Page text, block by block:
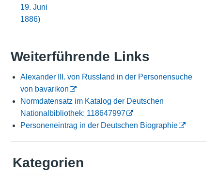
19. Juni
1886)
Weiterführende Links
Alexander III. von Russland in der Personensuche
von bavarikon
Normdatensatz im Katalog der Deutschen
Nationalbibliothek: 118647997
Personeneintrag in der Deutschen Biographie
Kategorien